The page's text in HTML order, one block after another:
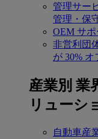
管理サー
管理・保
OEM サ
非営利団
が 30% オ
産業別 業
リューシ
自動車産